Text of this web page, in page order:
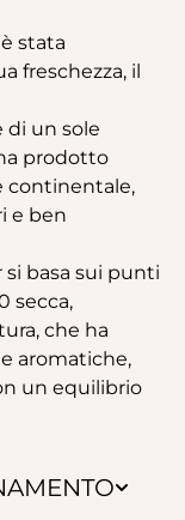
stata
freschezza, il
di un sole
prodotto
continentale,
e ben
si basa sui punti
secca,
che ha
aromatiche,
un equilibrio